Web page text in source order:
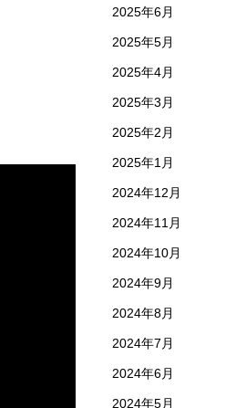
2025年6月
2025年5月
2025年4月
2025年3月
2025年2月
2025年1月
2024年12月
2024年11月
2024年10月
2024年9月
2024年8月
2024年7月
2024年6月
2024年5月